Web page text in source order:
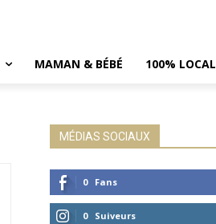
MAMAN & BÉBÉ 100% LOCAL
MÉDIAS SOCIAUX
0 Fans
0 Suiveurs